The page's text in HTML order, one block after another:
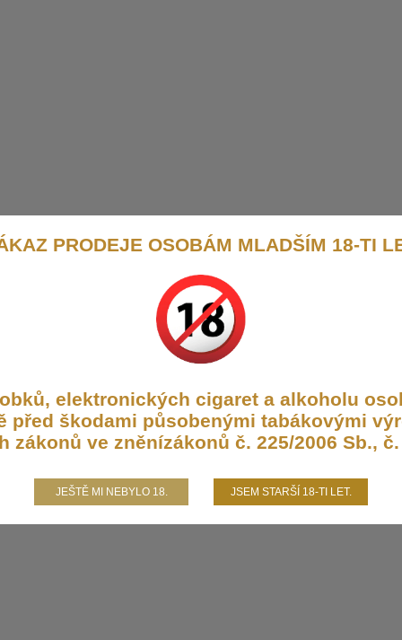
PRODEJE OSOBÁM MLADŠÍM 18-TI
elektronických cigaret a alkoholu
před škodami působenými tabákovými
ve zněnízákonů č. 225/2006 Sb., č.
JEŠTĚ MI NEBYLO 18. JSEM STARŠÍ 18-TI LET.